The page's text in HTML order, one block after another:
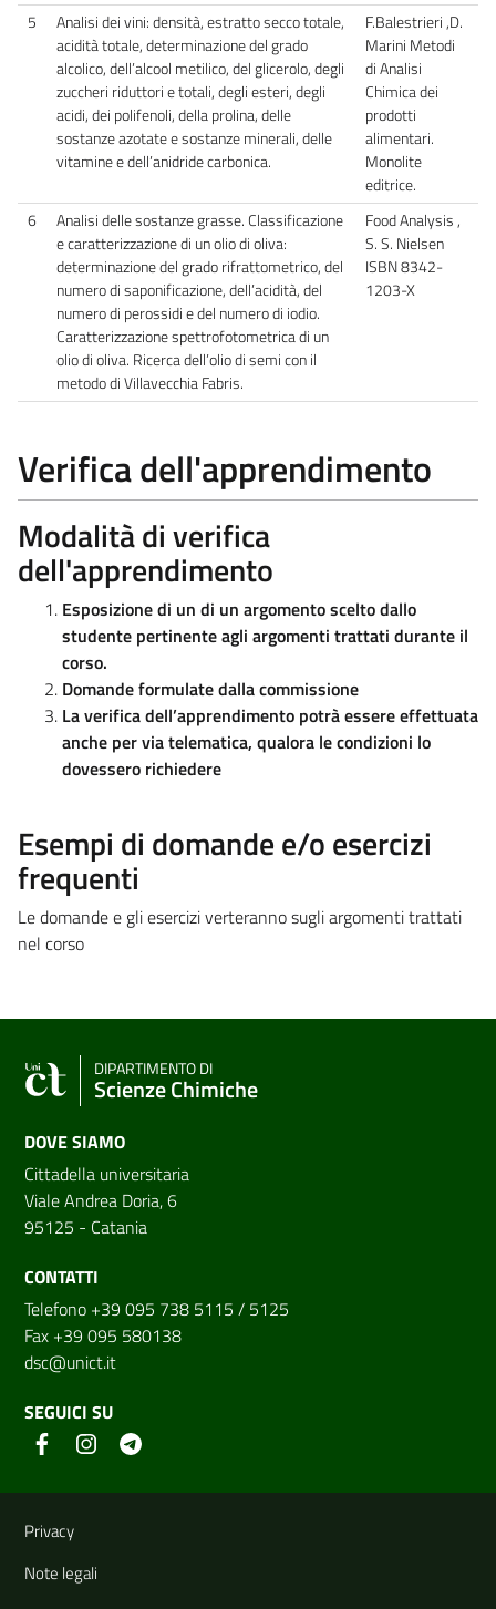
5
Analisi dei vini: densità, estratto secco totale,
acidità totale, determinazione del grado
alcolico, dell’alcool metilico, del glicerolo, degli
zuccheri riduttori e totali, degli esteri, degli
acidi, dei polifenoli, della prolina, delle
sostanze azotate e sostanze minerali, delle
vitamine e dell’anidride carbonica.
F.Balestrieri ,D.
Marini Metodi
di Analisi
Chimica dei
prodotti
alimentari.
Monolite
editrice.
6
Analisi delle sostanze grasse. Classificazione
e caratterizzazione di un olio di oliva:
determinazione del grado rifrattometrico, del
numero di saponificazione, dell’acidità, del
numero di perossidi e del numero di iodio.
Caratterizzazione spettrofotometrica di un
olio di oliva. Ricerca dell’olio di semi con il
metodo di Villavecchia Fabris.
Food Analysis ,
S. S. Nielsen
ISBN 8342-
1203-X
Verifica dell'apprendimento
Modalità di verifica
dell'apprendimento
Esposizione di un di un argomento scelto dallo
studente pertinente agli argomenti trattati durante il
corso.
Domande formulate dalla commissione
La verifica dell’apprendimento potrà essere effettuata
anche per via telematica, qualora le condizioni lo
dovessero richiedere
Esempi di domande e/o esercizi
frequenti
Le domande e gli esercizi verteranno sugli argomenti trattati
nel corso
DIPARTIMENTO DI
Scienze Chimiche
DOVE SIAMO
Cittadella universitaria
Viale Andrea Doria, 6
95125 - Catania
CONTATTI
Telefono +39 095 738 5115 / 5125
Fax +39 095 580138
dsc@unict.it
SEGUICI SU
Link e informazioni utili
Privacy
Note legali